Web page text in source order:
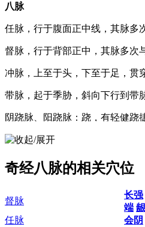
八脉
任脉，行于腹面正中线，其脉多
督脉，行于背部正中，其脉多次
冲脉，上至于头，下至于足，贯
带脉，起于季胁，斜向下行到带
阴跷脉、阳跷脉：跷，有轻健跷
阴维脉、阳维脉：维，有维系之
奇经八脉的相关穴位
督脉
长强
端
任脉
会阴